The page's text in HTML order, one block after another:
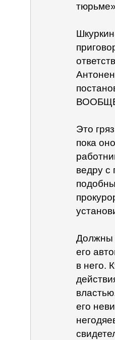
Это
пока
ведру с
Должны
его
в него.
его